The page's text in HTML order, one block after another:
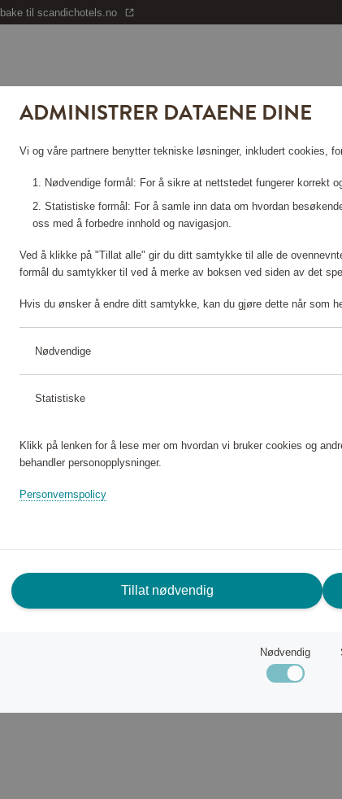
til scandichotels.no
COMPACT POWER
Logg inn for å handle
Power mykner opp stive muskler før eller etter
Brukes til oppvarming, bindevevsmassasje og for å
og 5 massasjehoder kan behandlingen
batteriet gir opptil 4 timers bruk. Håndtaket har et
bedre kontroll.
og triggerpunkter
mot sensitive muskler
lindrer tretthet
ADMINISTRER DATAENE DINE
Vi og våre partnere benytter tekniske løsninger, inkludert cookies,
Nødvendige formål: For å sikre at nettstedet fungerer korrekt
Statistiske formål: For å samle inn data om hvordan
oss med å forbedre innhold og navigasjon.
Ved å klikke på "Tillat alle" gir du ditt samtykke til alle de
formål du samtykker til ved å merke av boksen ved siden av det
Hvis du ønsker å endre ditt samtykke, kan du gjøre dette når som
Nødvendige
Statistiske
Klikk på lenken for å lese mer om hvordan vi bruker cookies og
behandler personopplysninger.
Personvernspolicy
Tillat nødvendig
Nødvendig